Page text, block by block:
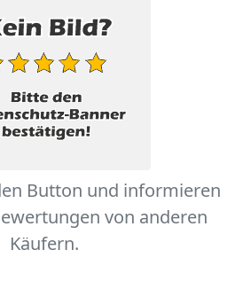
Button und informieren
von anderen
Käufern.